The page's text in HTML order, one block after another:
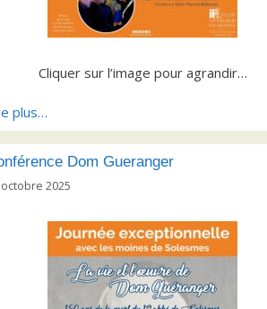
Cliquer sur l’image pour agrandir…
plus…
Dom Gueranger
2025